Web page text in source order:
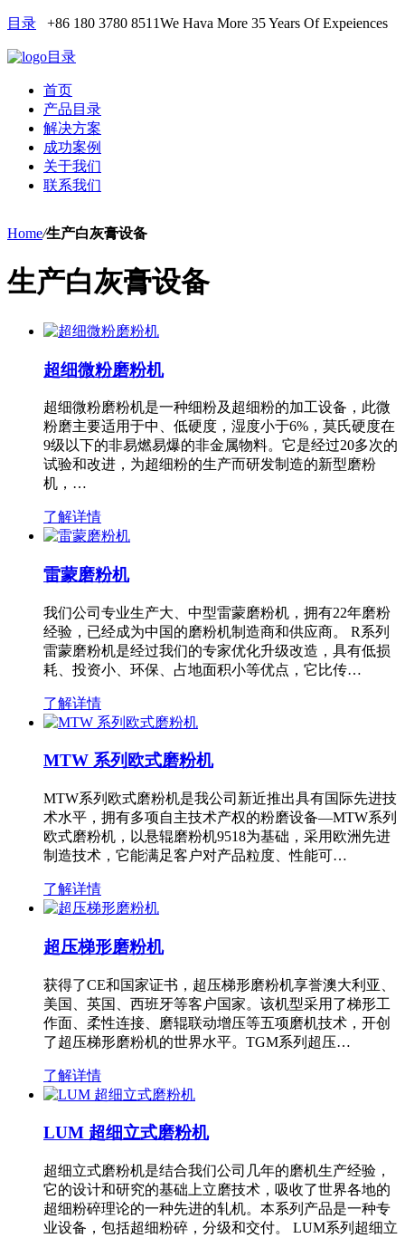
目录 +86 180 3780 8511We Hava More 35 Years Of Expeiences
目录
首页
产品目录
解决方案
成功案例
关于我们
联系我们
Home/生产白灰膏设备
生产白灰膏设备
超细微粉磨粉机
超细微粉磨粉机是一种细粉及超细粉的加工设备，此微
粉磨主要适用于中、低硬度，湿度小于6%，莫氏硬度在
9级以下的非易燃易爆的非金属物料。它是经过20多次的
试验和改进，为超细粉的生产而研发制造的新型磨粉
机，…
了解详情
雷蒙磨粉机
我们公司专业生产大、中型雷蒙磨粉机，拥有22年磨粉
经验，已经成为中国的磨粉机制造商和供应商。 R系列
雷蒙磨粉机是经过我们的专家优化升级改造，具有低损
耗、投资小、环保、占地面积小等优点，它比传…
了解详情
MTW 系列欧式磨粉机
MTW系列欧式磨粉机是我公司新近推出具有国际先进技
术水平，拥有多项自主技术产权的粉磨设备—MTW系列
欧式磨粉机，以悬辊磨粉机9518为基础，采用欧洲先进
制造技术，它能满足客户对产品粒度、性能可…
了解详情
超压梯形磨粉机
获得了CE和国家证书，超压梯形磨粉机享誉澳大利亚、
美国、英国、西班牙等客户国家。该机型采用了梯形工
作面、柔性连接、磨辊联动增压等五项磨机技术，开创
了超压梯形磨粉机的世界水平。TGM系列超压…
了解详情
LUM 超细立式磨粉机
超细立式磨粉机是结合我们公司几年的磨机生产经验，
它的设计和研究的基础上立磨技术，吸收了世界各地的
超细粉碎理论的一种先进的轧机。本系列产品是一种专
业设备，包括超细粉碎，分级和交付。 LUM系列超细立